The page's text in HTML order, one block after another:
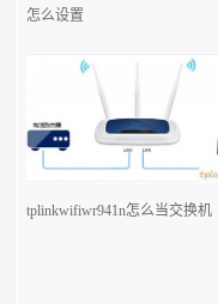
怎么设置
tplinkwifiwr941n怎么当交换机